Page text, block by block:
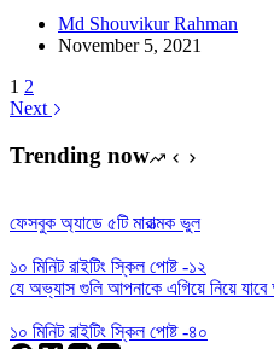
Md Shouvikur Rahman
November 5, 2021
1 2
Next
Trending now
ফেসবুক অ্যাডে ৫টি মারাত্মক ভুল
১০ মিনিট রাইটিং স্কিল পোষ্ট -১২
যে অভ্যাস গুলি আপনাকে এগিয়ে নিয়ে
১০ মিনিট রাইটিং স্কিল পোষ্ট -৪০